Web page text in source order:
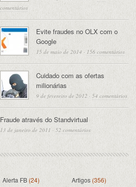
comentários
Evite fraudes no OLX com o
Google
15 de maio de 2014 · 156 comentários
Cuidado com as ofertas
milionárias
9 de fevereiro de 2012 · 54 comentários
Fraude através do Standvirtual
13 de janeiro de 2011 · 52 comentários
Alerta FB(24) Artigos (356)